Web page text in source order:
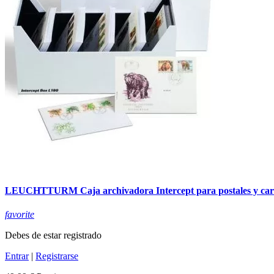
LEUCHTTURM Caja archivadora Intercept para postales y
favorite
Debes de estar registrado
Entrar| Registrarse